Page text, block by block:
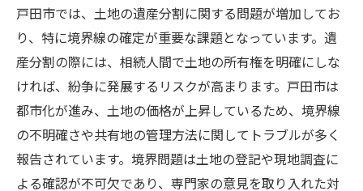
戸田市では、土地の遺産分割に関する問題が増加してお
り、特に境界線の確定が重要な課題となっています。遺
産分割の際には、相続人間で土地の所有権を明確にしな
ければ、紛争に発展するリスクが高まります。戸田市は
都市化が進み、土地の価格が上昇しているため、境界線
の不明確さや共有地の管理方法に関してトラブルが多く
報告されています。境界問題は土地の登記や現地調査に
よる確認が不可欠であり、専門家の意見を取り入れた対